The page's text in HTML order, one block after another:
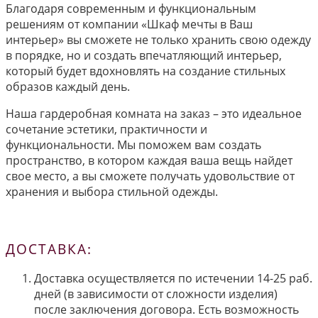
Благодаря современным и функциональным
решениям от компании «Шкаф мечты в Ваш
интерьер» вы сможете не только хранить свою одежду
в порядке, но и создать впечатляющий интерьер,
который будет вдохновлять на создание стильных
образов каждый день.
Наша гардеробная комната на заказ – это идеальное
сочетание эстетики, практичности и
функциональности. Мы поможем вам создать
пространство, в котором каждая ваша вещь найдет
свое место, а вы сможете получать удовольствие от
хранения и выбора стильной одежды.
ДОСТАВКА:
Доставка осуществляется по истечении 14-25 раб.
дней (в зависимости от сложности изделия)
после заключения договора. Есть возможность